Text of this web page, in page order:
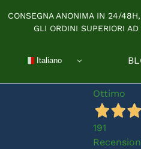
contenuto
CONSEGNA ANONIMA IN 24/
GLI ORDINI SUPERIORI
Italiano
Ottimo
191